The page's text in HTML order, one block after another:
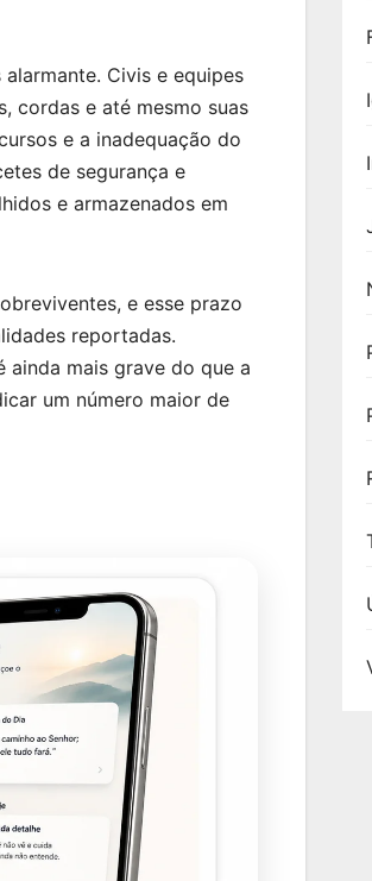
Civis e equipes
cordas e até mesmo suas
e a inadequação do
de segurança e
e armazenados em
e esse prazo
reportadas.
ainda mais grave do que a
um número maior de